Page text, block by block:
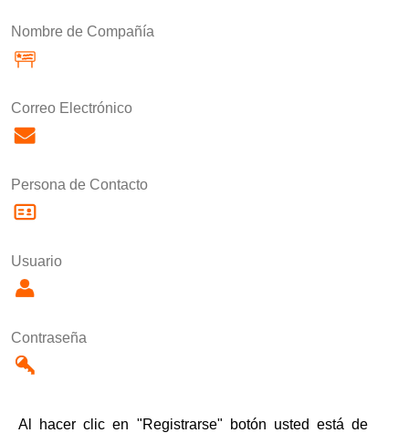
Nombre de Compañía
Correo Electrónico
Persona de Contacto
Usuario
Contraseña
Al hacer clic en "Registrarse" botón usted está de